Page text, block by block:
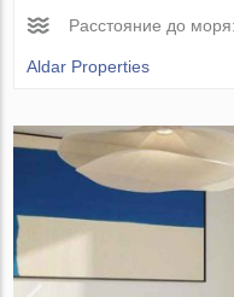
Расстояние до моря:
Aldar Properties